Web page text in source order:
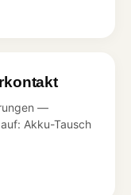
—
Akku-Tausch